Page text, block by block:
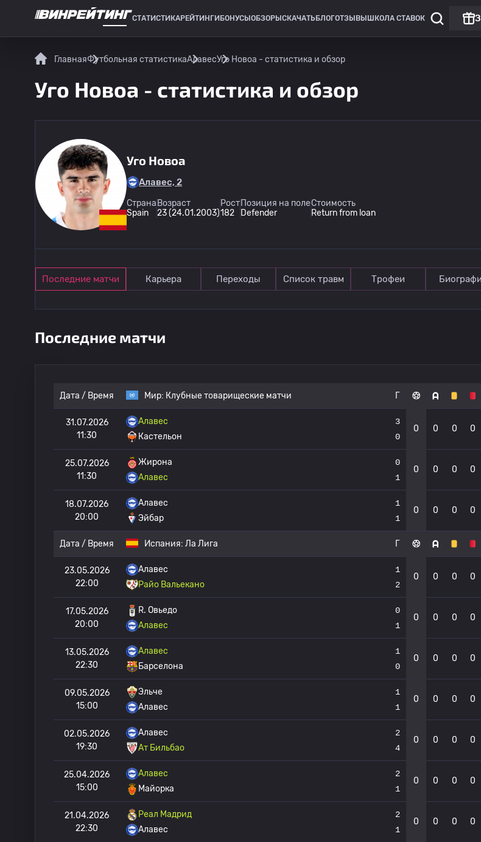
СТАТИСТИКАРЕЙТИНГИ БОНУСЫ ОБЗОРЫ СКАЧАТЬ БЛОГОТЗЫВЫ ШКОЛА СТАВОК
ГлавнаяФутбольная статистикаАлавесУго Новоа - статистика и обзор
Уго Новоа - статистика и обзор
Уго Новоа
Алавес, 2
Страна
Spain
Возраст
23 (24.01.2003)
Рост
182
Позиция на поле
Defender
Стоимость
Return from loan
Последние матчи Карьера Переходы Список травм Трофеи
Последние матчи
Дата / Время Мир: Клубные товарищеские матчи Г
31.07.2026
11:30
Алавес
Кастельон
3
0
0 0 0 0
25.07.2026
11:30
Жирона
Алавес
0
1
0 0 0 0
18.07.2026
20:00
Алавес
Эйбар
1
1
0 0 0 0
Дата / Время Испания: Ла Лига Г
23.05.2026
22:00
Алавес
Райо Вальекано
1
2
0 0 0 0
17.05.2026
20:00
R. Овьедо
Алавес
0
1
0 0 0 0
13.05.2026
22:30
Алавес
Барселона
1
0
0 0 0 0
09.05.2026
15:00
Эльче
Алавес
1
1
0 0 0 0
02.05.2026
19:30
Алавес
Ат Бильбао
2
4
0 0 0 0
25.04.2026
15:00
Алавес
Майорка
2
1
0 0 0 0
21.04.2026
22:30
Реал Мадрид
Алавес
2
1
0 0 0 0